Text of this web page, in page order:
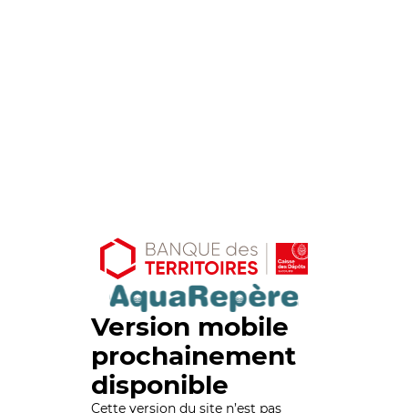
Version mobile
prochainement
disponible
Cette version du site n’est pas